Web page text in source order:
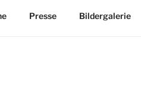
Presse Bildergalerie